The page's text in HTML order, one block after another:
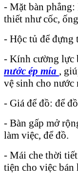
- Mặt bàn phẳng:
thiết như cốc,
- Hộc tủ để đựng
- Kính cường lực
nước ép mía ,
vệ sinh cho nước
- Giá để đồ: để
- Bàn gấp mở
làm việc, để đồ.
- Mái che thời tiết
tiện cho việc bán